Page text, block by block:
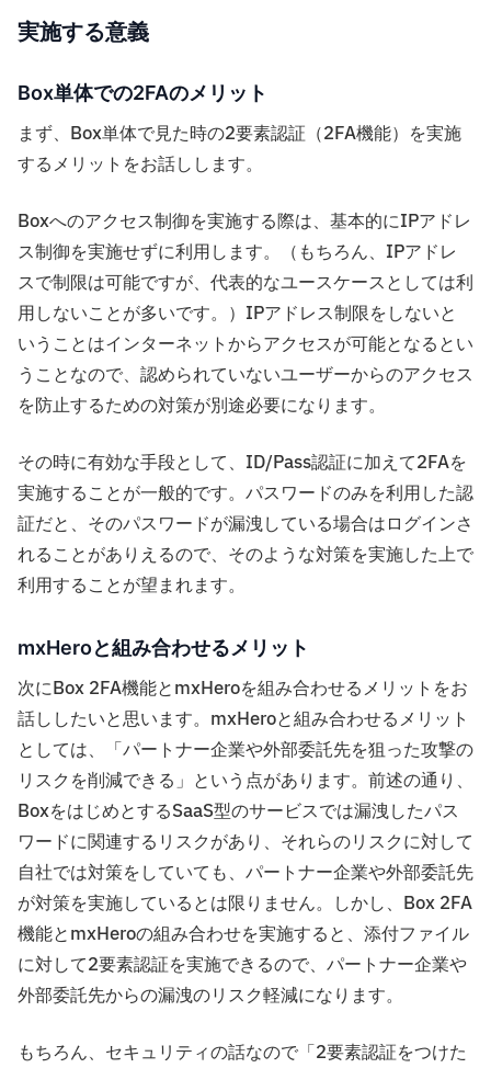
実施する意義
Box単体での2FAのメリット
まず、Box単体で見た時の2要素認証（2FA機能）を実施
するメリットをお話しします。
Boxへのアクセス制御を実施する際は、基本的にIPアドレ
ス制御を実施せずに利用します。（もちろん、IPアドレ
スで制限は可能ですが、代表的なユースケースとしては利
用しないことが多いです。）IPアドレス制限をしないと
いうことはインターネットからアクセスが可能となるとい
うことなので、認められていないユーザーからのアクセス
を防止するための対策が別途必要になります。
その時に有効な手段として、ID/Pass認証に加えて2FAを
実施することが一般的です。パスワードのみを利用した認
証だと、そのパスワードが漏洩している場合はログインさ
れることがありえるので、そのような対策を実施した上で
利用することが望まれます。
mxHeroと組み合わせるメリット
次にBox 2FA機能とmxHeroを組み合わせるメリットをお
話ししたいと思います。mxHeroと組み合わせるメリット
としては、「パートナー企業や外部委託先を狙った攻撃の
リスクを削減できる」という点があります。前述の通り、
BoxをはじめとするSaaS型のサービスでは漏洩したパス
ワードに関連するリスクがあり、それらのリスクに対して
自社では対策をしていても、パートナー企業や外部委託先
が対策を実施しているとは限りません。しかし、Box 2FA
機能とmxHeroの組み合わせを実施すると、添付ファイル
に対して2要素認証を実施できるので、パートナー企業や
外部委託先からの漏洩のリスク軽減になります。
もちろん、セキュリティの話なので「2要素認証をつけた